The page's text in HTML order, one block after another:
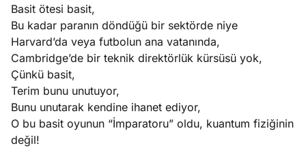
Basit ötesi basit,
Bu kadar paranın döndüğü bir sektörde niye
Harvard’da veya futbolun ana vatanında,
Cambridge’de bir teknik direktörlük kürsüsü yok,
Çünkü basit,
Terim bunu unutuyor,
Bunu unutarak kendine ihanet ediyor,
O bu basit oyunun “İmparatoru” oldu, kuantum fiziğinin
değil!